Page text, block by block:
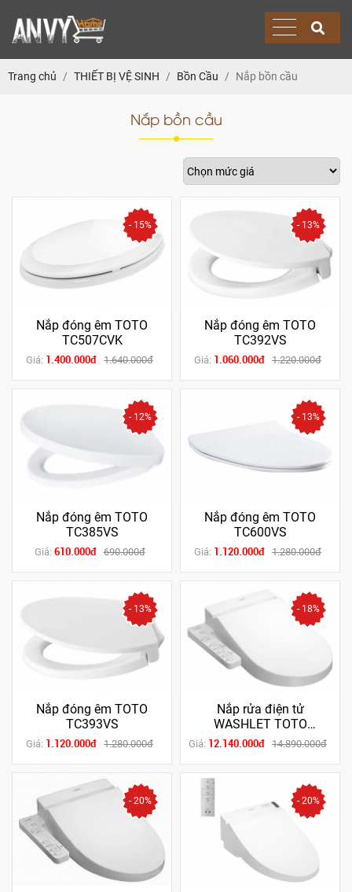
Trang chủ THIẾT BỊ VỆ SINH Bồn Cầu Nắp bồn cầu
Nắp bồn cầu
- 15%
Nắp đóng êm TOTO
TC507CVK
Giá: 1.400.000đ 1.640.000đ
- 13%
Nắp đóng êm TOTO
TC392VS
Giá: 1.060.000đ 1.220.000đ
- 12%
Nắp đóng êm TOTO
TC385VS
Giá: 610.000đ 690.000đ
- 13%
Nắp đóng êm TOTO
TC600VS
Giá: 1.120.000đ 1.280.000đ
- 13%
Nắp đóng êm TOTO
TC393VS
Giá: 1.120.000đ 1.280.000đ
- 18%
Nắp rửa điện tử
WASHLET TOTO
TCF6632A
Giá: 12.140.000đ 14.890.000đ
- 20% - 20%